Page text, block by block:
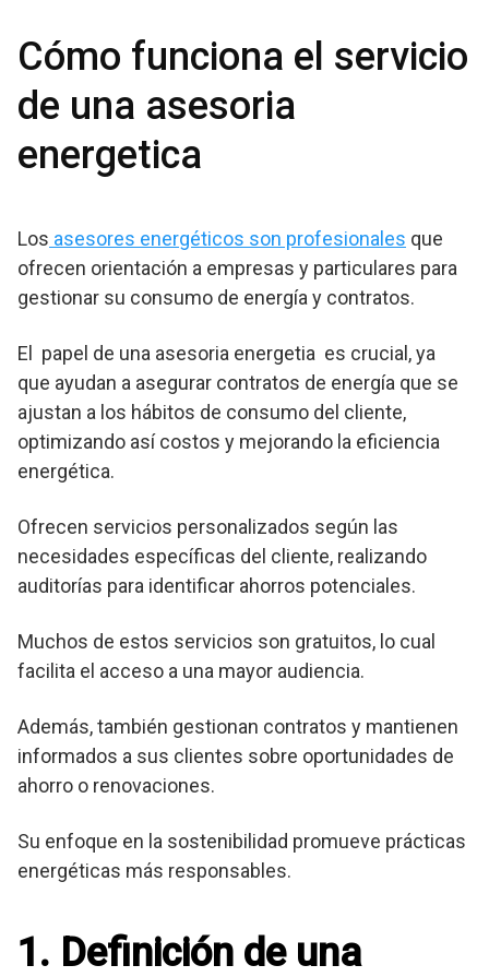
Cómo funciona el servicio
de una asesoria
energetica
Los asesores energéticos son profesionales que
ofrecen orientación a empresas y particulares para
gestionar su consumo de energía y contratos.
El papel de una asesoria energetia es crucial, ya
que ayudan a asegurar contratos de energía que se
ajustan a los hábitos de consumo del cliente,
optimizando así costos y mejorando la eficiencia
energética.
Ofrecen servicios personalizados según las
necesidades específicas del cliente, realizando
auditorías para identificar ahorros potenciales.
Muchos de estos servicios son gratuitos, lo cual
facilita el acceso a una mayor audiencia.
Además, también gestionan contratos y mantienen
informados a sus clientes sobre oportunidades de
ahorro o renovaciones.
Su enfoque en la sostenibilidad promueve prácticas
energéticas más responsables.
1. Definición de una